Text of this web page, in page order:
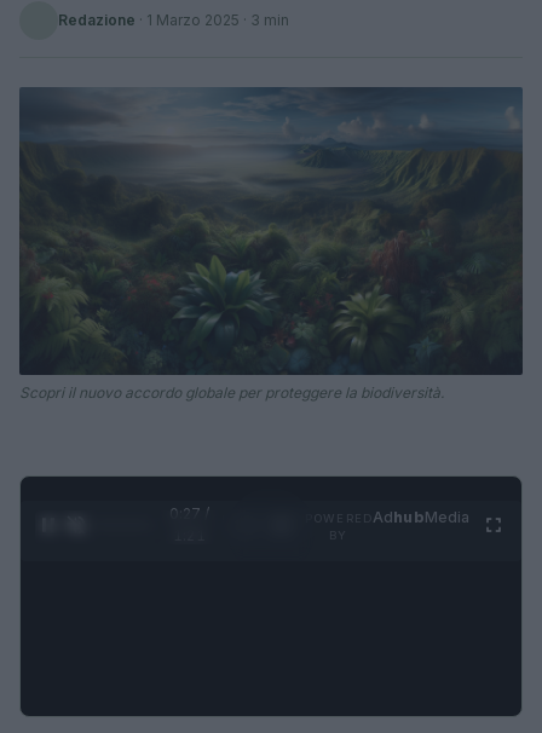
Redazione · 1 Marzo 2025 · 3 min
Scopri il nuovo accordo globale per proteggere la biodiversità.
0:28 /
AdhubMedia